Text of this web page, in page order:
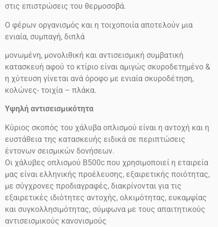
στις επιστρώσεις του θερμοσοβά.
Ο φέρων οργανισμός και η τοιχοποιία αποτελούν μια
ενιαία, συμπαγή, διπλά
μονωμένη, μονολιθική και αντισεισμική συμβατική
κατασκευή αφού το κτίριο είναι αμιγώς σκυροδετημένο &
η χύτευση γίνεται ανά όροφο με ενιαία σκυροδέτηση,
κολώνες- τοιχία – πλάκα.
Υψηλή αντισεισμικότητα
Κύριος σκοπός του χάλυβα οπλισμού είναι η αντοχή και η
ευστάθεια της κατασκευής ειδικά σε περιπτώσεις
έντονων σεισμικών δονήσεων.
Οι χάλυβες οπλισμού Β500c που χρησιμοποιεί η εταιρεία
μας είναι ελληνικής προέλευσης, εξαιρετικής ποιότητας,
με σύγχρονες προδιαγραφές, διακρίνονται για τις
εξαιρετικές ιδιότητες αντοχής, ολκιμότητας, ευκαμψίας
και συγκολλησιμότητας, σύμφωνα με τους απαιτητικούς
αντισεισμικούς κανονισμούς